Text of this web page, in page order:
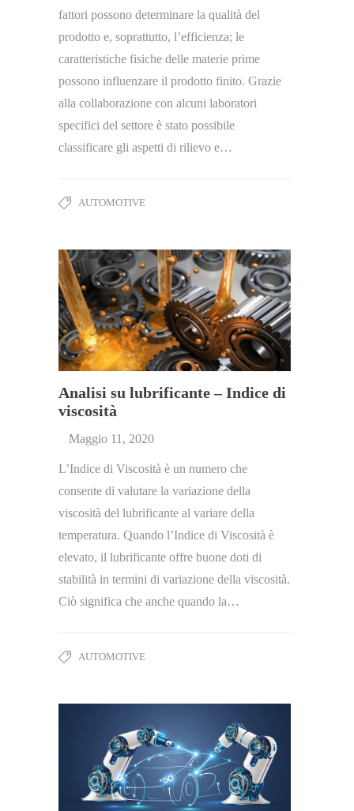
fattori possono determinare la qualità del
prodotto e, soprattutto, l’efficienza; le
caratteristiche fisiche delle materie prime
possono influenzare il prodotto finito. Grazie
alla collaborazione con alcuni laboratori
specifici del settore è stato possibile
classificare gli aspetti di rilievo e…
AUTOMOTIVE
Analisi su lubrificante – Indice di
viscosità
Maggio 11, 2020
L’Indice di Viscosità è un numero che
consente di valutare la variazione della
viscosità del lubrificante al variare della
temperatura. Quando l’Indice di Viscosità è
elevato, il lubrificante offre buone doti di
stabilità in termini di variazione della viscosità.
Ciò significa che anche quando la…
AUTOMOTIVE